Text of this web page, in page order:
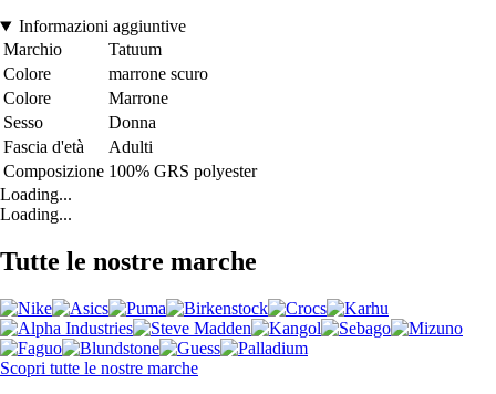
Informazioni aggiuntive
Marchio
Tatuum
Colore
marrone scuro
Colore
Marrone
Sesso
Donna
Fascia d'età
Adulti
Composizione 100% GRS polyester
Loading...
Loading...
Tutte le nostre marche
Scopri tutte le nostre marche